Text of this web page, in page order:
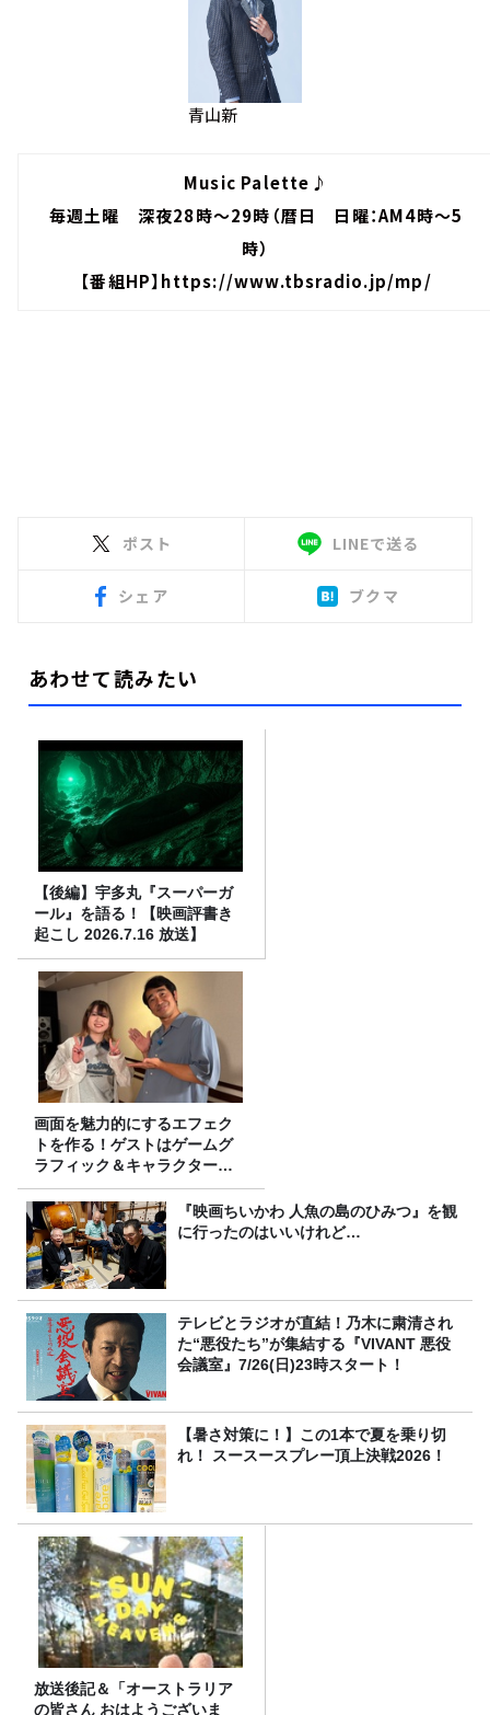
青山新
Music Palette♪
毎週土曜 深夜28時～29時（暦日 日曜：AM4時～5
時）
【番組HP】https://www.tbsradio.jp/mp/
ポスト LINEで送る
シェア ブクマ
あわせて読みたい
【後編】宇多丸『スーパーガ
ール』を語る！【映画評書き
起こし 2026.7.16 放送】
画面を魅力的にするエフェク
トを作る！ゲストはゲームグ
ラフィック＆キャラクター専
攻の遠藤里桜さん！
『映画ちいかわ 人魚の島のひみつ』を観
に行ったのはいいけれど…
テレビとラジオが直結！乃木に粛清され
た“悪役たち”が集結する『VIVANT 悪役
会議室』7/26(日)23時スタート！
【暑さ対策に！】この1本で夏を乗り切
れ！ スースースプレー頂上決戦2026！
放送後記＆「オーストラリア
の皆さん おはようございま